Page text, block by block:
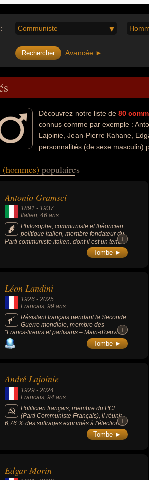
Communiste
Avancée ►
Découvrez notre liste de 80
connus comme par exemple :
Lajoinie, Jean-Pierre Kahane,
personnalités (de sexe masculin)
de la politique de gauche, de
auteur d'ouvrages politiques,
président d'un parti politique,
scientifique, autobiographe,
économiste ou socialiste. En ce
ukrainien, russe ou allemand par
populaires
Antonio Gramsci
1891 - 1937
Italien, 46 ans
Philosophe, communiste et théoricien
politique italien, membre fondateur du
Parti communiste italien, dont il est un temps
à la tête, il est emprisonné par le régime
mussolinien de 1926 à sa mort. Il a
+
+
Tombe ►
Léon Landini
1926 - 2025
Francais, 99 ans
Résistant français pendant la Seconde
Guerre mondiale, membre des
"Francs-tireurs et partisans – Main-d'œuvre
immigrée" (FTP-MOI), connu comme militant
communiste et témoin actif de la mémoire de
+
+
Tombe ►
André Lajoinie
1929 - 2024
Francais, 94 ans
Politicien français, membre du PCF
(Parti Communiste Français), il réunit
6,76 % des suffrages exprimés à l'élection
présidentielle de 1988 et fut conseiller
régional d’Auvergne, député de l'Allier et
+
+
Tombe ►
Edgar Morin